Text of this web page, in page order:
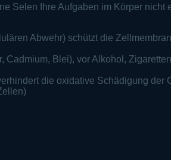
Selen Ihre Aufgaben im Körper nicht
Abwehr) schützt die
Blei), vor Alkohol,
die oxidative Schädigung der